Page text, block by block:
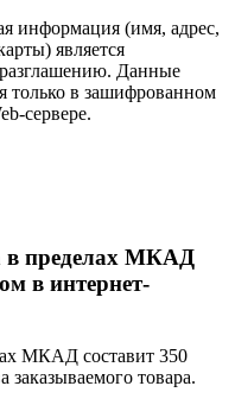
информация (имя, адрес,
является
Данные
только в зашифрованном
сервере.
в пределах МКАД
в интернет-
МКАД составит 350
заказываемого товара.